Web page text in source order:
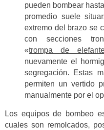
pueden bombear
promedio suele
extremo del brazo se
con secciones
«trompa de
nuevamente el
segregación. Estas
permiten un vertido
manualmente por el
Los equipos de bombeo
cuales son remolcados,